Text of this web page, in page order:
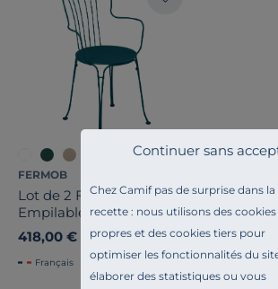
Chez Camif pas de surprise dans la
recette : nous utilisons des cookies
propres et des cookies tiers pour
optimiser les fonctionnalités du
élaborer des statistiques ou vous
Continuer sans
FERMOB
Lot de 2 Fauteuils
Empilables Opéra+ en
Acier
418,00 €
Français